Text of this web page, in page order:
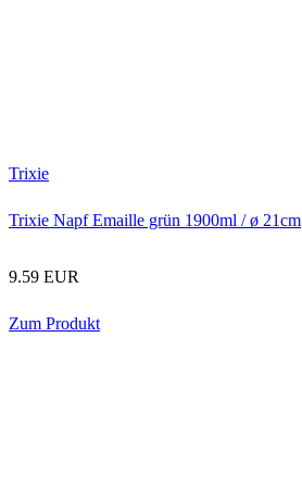
Trixie
Trixie Napf Emaille grün 1900ml / ø 21cm
9.59 EUR
Zum Produkt